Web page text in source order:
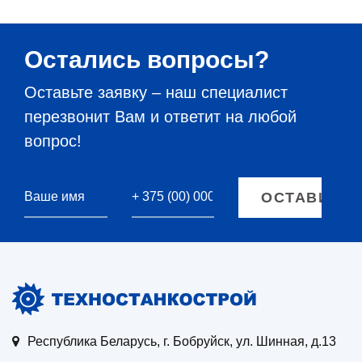
Остались вопросы?
Оставьте заявку – наш специалист
перезвонит Вам и ответит на любой
вопрос!
Республика Беларусь, г. Бобруйск, ул. Шинная, д.13